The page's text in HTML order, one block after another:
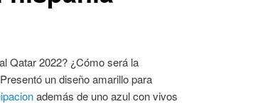
Qatar 2022? ¿Cómo será la
un diseño amarillo para
además de uno azul con vivos